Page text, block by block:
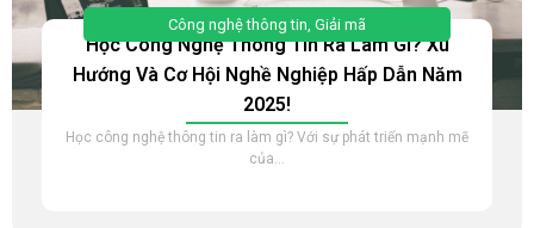
Công nghệ thông tin, Giải mã
Học Công Nghệ Thông Tin Ra Làm Gì? Xu
Hướng Và Cơ Hội Nghề Nghiệp Hấp Dẫn Năm
2025!
Học công nghệ thông tin ra làm gì? Với sự phát triển mạnh mẽ
của...